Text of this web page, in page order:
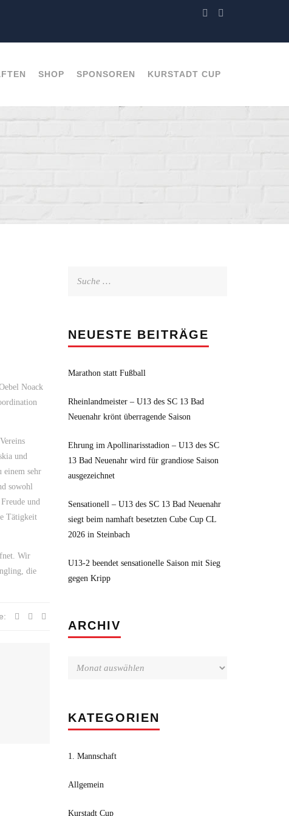
SHOP SPONSOREN KURSTADT CUP
Noack
und
einem sehr
sowohl
und
Tätigkeit
Wir
die
NEUESTE BEITRÄGE
Marathon statt Fußball
Rheinlandmeister – U13 des SC 13 Bad
Neuenahr krönt überragende Saison
Ehrung im Apollinarisstadion – U13 des SC
13 Bad Neuenahr wird für grandiose Saison
ausgezeichnet
Sensationell – U13 des SC 13 Bad Neuenahr
siegt beim namhaft besetzten Cube Cup CL
2026 in Steinbach
U13-2 beendet sensationelle Saison mit Sieg
gegen Kripp
ARCHIV
KATEGORIEN
1. Mannschaft
Allgemein
Kurstadt Cup